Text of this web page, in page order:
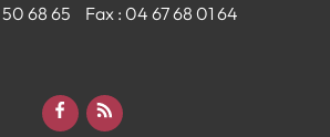
68 65 Fax : 04 67 68 01 64